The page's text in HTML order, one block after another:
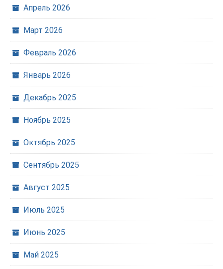
Апрель 2026
Март 2026
Февраль 2026
Январь 2026
Декабрь 2025
Ноябрь 2025
Октябрь 2025
Сентябрь 2025
Август 2025
Июль 2025
Июнь 2025
Май 2025